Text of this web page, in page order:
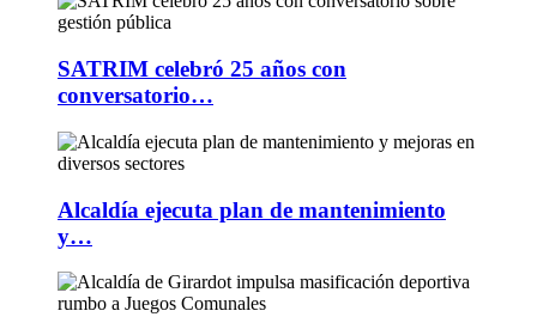
SATRIM celebró 25 años con
conversatorio…
Alcaldía ejecuta plan de mantenimiento
y…